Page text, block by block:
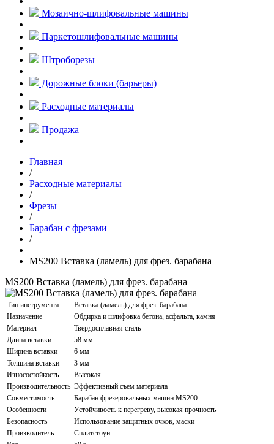
Мозаично-шлифовальные машины
Паркетошлифовальные машины
Штроборезы
Дорожные блоки (барьеры)
Расходные материалы
Продажа
Главная
/
Расходные материалы
/
Фрезы
/
Барабан с фрезами
/
MS200 Вставка (ламель) для фрез. барабана
MS200 Вставка (ламель) для фрез. барабана
Тип инструмента
Вставка (ламель) для фрез. барабана
Назначение
Обдирка и шлифовка бетона, асфальта, камня
Материал
Твердосплавная сталь
Длина вставки
58 мм
Ширина вставки
6 мм
Толщина вставки
3 мм
Износостойкость
Высокая
Производительность Эффективный съем материала
Совместимость
Барабан фрезеровальных машин MS200
Особенности
Устойчивость к перегреву, высокая прочность
Безопасность
Использование защитных очков, маски
Производитель
Сплитстоун